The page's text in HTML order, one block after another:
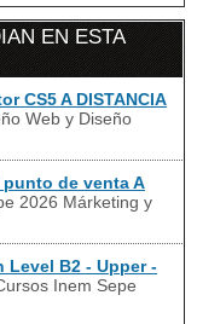
EN ESTA
CS5 A DISTANCIA
Web y Diseño
punto de venta A
2026 Márketing y
Level B2 - Upper -
Inem Sepe